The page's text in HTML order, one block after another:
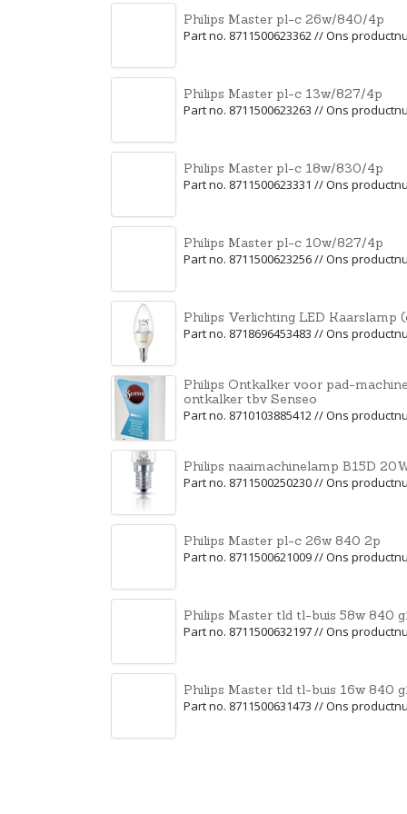
Philips Master pl-c 26w/840/4p
Part no. 8711500623362 // Ons
Philips Master pl-c 13w/827/4p
Part no. 8711500623263 // Ons
Philips Master pl-c 18w/830/4p
Part no. 8711500623331 // Ons
Philips Master pl-c 10w/827/4p
Part no. 8711500623256 // Ons
Philips Verlichting LED Kaarslamp
Part no. 8718696453483 // Ons
Philips Ontkalker voor pad-
ontkalker tbv Senseo
Part no. 8710103885412 // Ons
Philips naaimachinelamp B15D
Part no. 8711500250230 // Ons
Philips Master pl-c 26w 840 2p
Part no. 8711500621009 // Ons
Philips Master tld tl-buis 58w 840
Part no. 8711500632197 // Ons
Philips Master tld tl-buis 16w 840
Part no. 8711500631473 // Ons